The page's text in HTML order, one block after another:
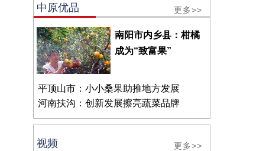
中原优品 更多>>
南阳市内乡县：柑橘
成为“致富果”
平顶山市：小小桑果助推地方发展
河南扶沟：创新发展擦亮蔬菜品牌
视频 更多>>